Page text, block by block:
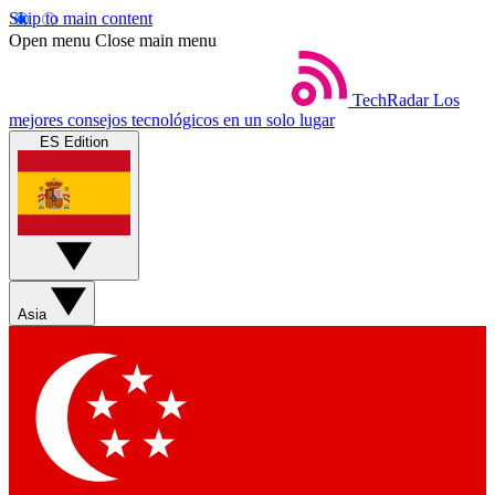
Skip to main content
Open menu Close main menu
TechRadar Los
mejores consejos tecnológicos en un solo lugar
ES Edition
Asia